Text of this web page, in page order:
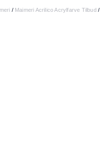
/ Maimeri Acrilico Acrylfarve Tilbud/